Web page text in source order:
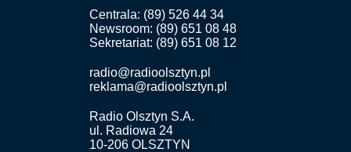
Centrala: (89) 526 44 34
Newsroom: (89) 651 08 48
Sekretariat: (89) 651 08 12
radio@radioolsztyn.pl
reklama@radioolsztyn.pl
Radio Olsztyn S.A.
ul. Radiowa 24
10-206 OLSZTYN